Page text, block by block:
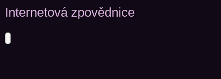
Internetová zpovědnice